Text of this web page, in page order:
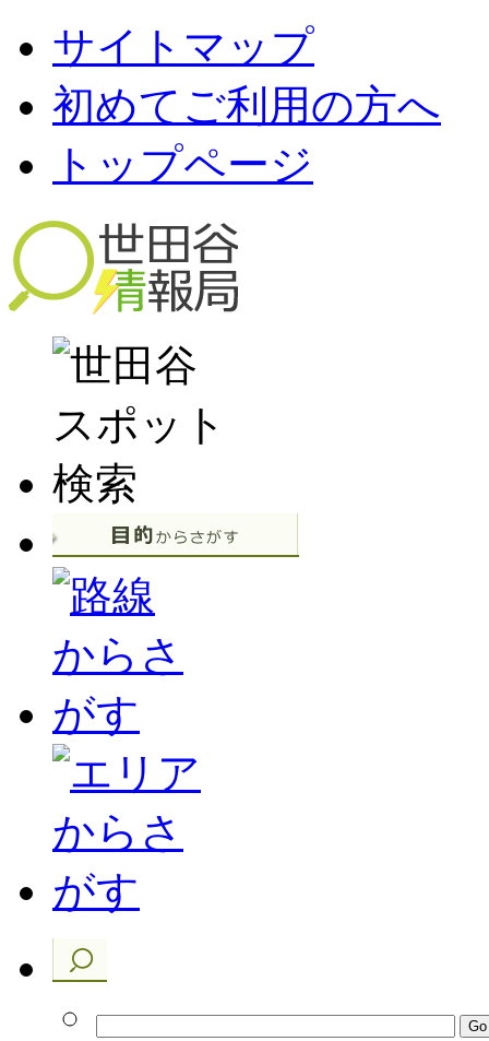
サイトマップ
初めてご利用の方へ
トップページ